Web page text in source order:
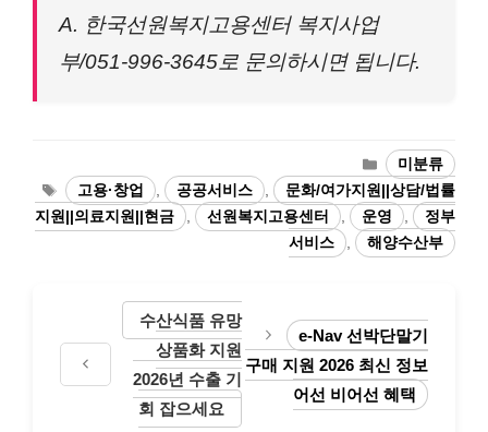
A. 한국선원복지고용센터 복지사업
부/051-996-3645로 문의하시면 됩니다.
카
테
고
리
미분류
태
그
고용·창업 , 공공서비스 ,
문화/여가지원||상담/법률
지원||의료지원||현금
, 선원복지고용센터 , 운영 ,
정부
서비스
, 해양수산부
수산식품 유망
상품화 지원
2026년 수출 기
회 잡으세요
e-Nav 선박단말기
구매 지원 2026 최신 정보
어선 비어선 혜택